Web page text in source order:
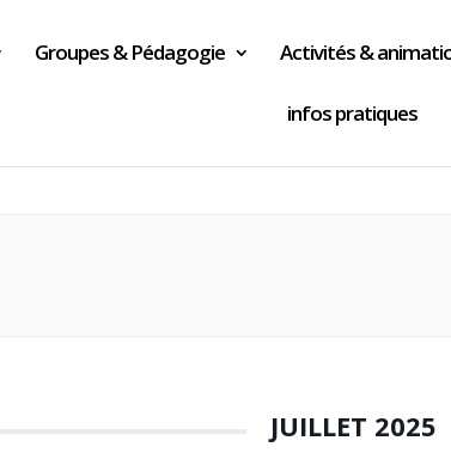
Groupes & Pédagogie Activités &
infos pratiques
JUILLET 2025